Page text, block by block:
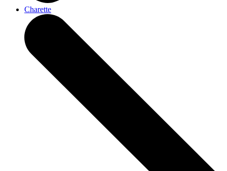
Charette